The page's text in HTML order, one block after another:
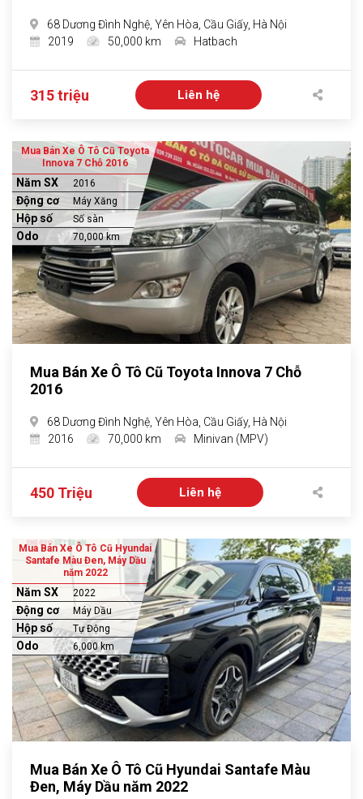
68 Dương Đình Nghệ, Yên Hòa, Cầu Giấy, Hà Nội
2019
50,000 km Hatbach
315 triệu Liên hệ
Mua Bán Xe Ô Tô Cũ Toyota
Innova 7 Chỗ 2016
Năm SX 2016
Động cơ Máy Xăng
Hộp số Số sàn
Odo 70,000 km
Mua Bán Xe Ô Tô Cũ Toyota Innova 7 Chỗ
2016
68 Dương Đình Nghệ, Yên Hòa, Cầu Giấy, Hà Nội
2016
70,000 km Minivan (MPV)
450 Triệu Liên hệ
Mua Bán Xe Ô Tô Cũ Hyundai
Santafe Màu Đen, Máy Dầu
năm 2022
Năm SX 2022
Động cơ Máy Dầu
Hộp số Tự Động
Odo 6,000 km
Mua Bán Xe Ô Tô Cũ Hyundai Santafe Màu
Đen, Máy Dầu năm 2022